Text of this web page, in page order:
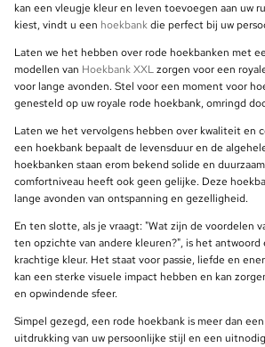
kan een vleugje kleur en leven toevoegen aan uw
kiest, vindt u een hoekbankdie perfect bij uw
Laten we het hebben over rode hoekbanken met
modellen van Hoekbank XXLzorgen voor een
voor lange avonden. Stel voor een moment voor
genesteld op uw royale rode hoekbank, omringd
Laten we het vervolgens hebben over kwaliteit en
een hoekbank bepaalt de levensduur en de
hoekbanken staan erom bekend solide en
comfortniveau heeft ook geen gelijke. Deze
lange avonden van ontspanning en gezelligheid.
En ten slotte, als je vraagt: "Wat zijn de voordelen
ten opzichte van andere kleuren?", is het antwoord
krachtige kleur. Het staat voor passie, liefde en
kan een sterke visuele impact hebben en kan
en opwindende sfeer.
Simpel gezegd, een rode hoekbank is meer dan
uitdrukking van uw persoonlijke stijl en een